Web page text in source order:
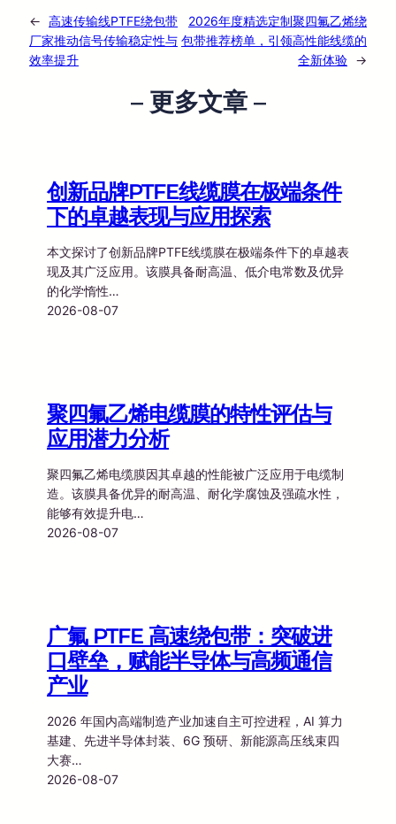
← 高速传输线PTFE绕包带
厂家推动信号传输稳定性与
效率提升
2026年度精选定制聚四氟乙烯绕
包带推荐榜单，引领高性能线缆的
全新体验 →
– 更多文章 –
创新品牌PTFE线缆膜在极端条件
下的卓越表现与应用探索
本文探讨了创新品牌PTFE线缆膜在极端条件下的卓越表
现及其广泛应用。该膜具备耐高温、低介电常数及优异
的化学惰性…
2026-08-07
聚四氟乙烯电缆膜的特性评估与
应用潜力分析
聚四氟乙烯电缆膜因其卓越的性能被广泛应用于电缆制
造。该膜具备优异的耐高温、耐化学腐蚀及强疏水性，
能够有效提升电…
2026-08-07
广氟 PTFE 高速绕包带：突破进
口壁垒，赋能半导体与高频通信
产业
2026 年国内高端制造产业加速自主可控进程，AI 算力
基建、先进半导体封装、6G 预研、新能源高压线束四
大赛…
2026-08-07